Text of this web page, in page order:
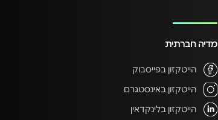
מדיה חברתית
הייטקזון בפייסבוק
הייטקזון באינסטגרם
הייטקזון בלינקדאין